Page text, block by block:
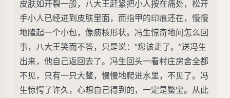
皮肤如开裂一般，八大王赶紧把小人按在痛处，松开
手小人已经进到皮肤里面，而指甲的印痕还在，慢慢
地隆起一个小包，像痰核形状。冯生惊奇地问怎么回
事，八大王笑而不答，只是说：“您该走了。”送冯生
出来，他自己返回去了。冯生回头一看村庄房舍全都
不见，只有一只大鳖，慢慢地爬进水里，不见了。冯
生惊愕了许久，心想自己得到的，一定是鳖宝。从此